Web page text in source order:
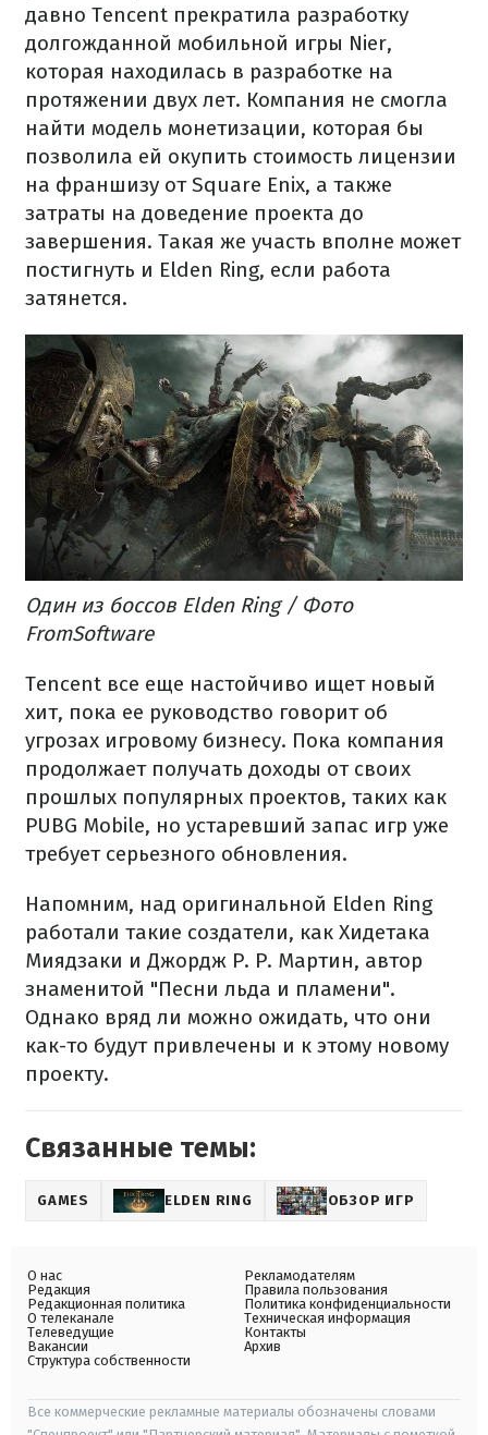
давно Tencent прекратила разработку
долгожданной мобильной игры Nier,
которая находилась в разработке на
протяжении двух лет. Компания не смогла
найти модель монетизации, которая бы
позволила ей окупить стоимость лицензии
на франшизу от Square Enix, а также
затраты на доведение проекта до
завершения. Такая же участь вполне может
постигнуть и Elden Ring, если работа
затянется.
Один из боссов Elden Ring / Фото
FromSoftware
Tencent все еще настойчиво ищет новый
хит, пока ее руководство говорит об
угрозах игровому бизнесу. Пока компания
продолжает получать доходы от своих
прошлых популярных проектов, таких как
PUBG Mobile, но устаревший запас игр уже
требует серьезного обновления.
Напомним, над оригинальной Elden Ring
работали такие создатели, как Хидетака
Миядзаки и Джордж Р. Р. Мартин, автор
знаменитой "Песни льда и пламени".
Однако вряд ли можно ожидать, что они
как-то будут привлечены и к этому новому
проекту.
Связанные темы:
GAMES ELDEN RING ОБЗОР ИГР
О нас
Редакция
Редакционная политика
О телеканале
Телеведущие
Вакансии
Структура собственности
Рекламодателям
Правила пользования
Политика конфиденциальности
Техническая информация
Контакты
Архив
Все коммерческие рекламные материалы обозначены словами